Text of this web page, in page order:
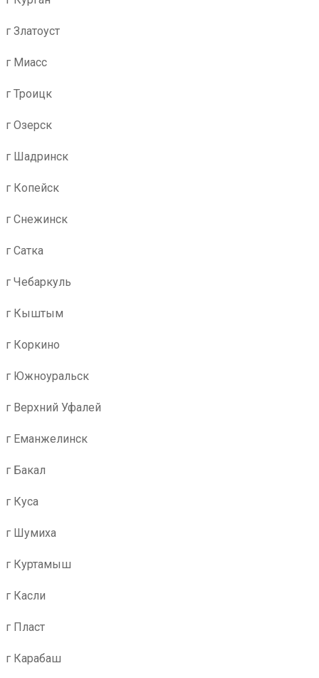
г Златоуст
г Миасс
г Троицк
г Озерск
г Шадринск
г Копейск
г Снежинск
г Сатка
г Чебаркуль
г Кыштым
г Коркино
г Южноуральск
г Верхний Уфалей
г Еманжелинск
г Бакал
г Куса
г Шумиха
г Куртамыш
г Касли
г Пласт
г Карабаш